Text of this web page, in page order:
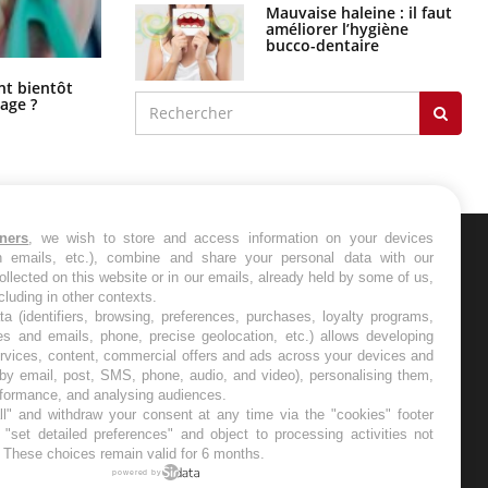
bientôt
?
Éclipse solaire du 12 août : “Des
verres adaptés, c'est indispensable
pour la santé des yeux”
Mauvaise haleine : il faut
améliorer l’hygiène
bucco-dentaire
les semaines les meilleures
, we wish to store and access information on your devices
emails, etc.), combine and share your personal data with our
on this website or in our emails, already held by some of us,
in other contexts.
(identifiers, browsing, preferences, purchases, loyalty programs,
and emails, phone, precise geolocation, etc.) allows developing
content, commercial offers and ads across your devices and
email, post, SMS, phone, audio, and video), personalising them,
and analysing audiences.
and withdraw your consent at any time via the "cookies" footer
detailed preferences" and object to processing activities not
choices remain valid for 6 months.
powered by